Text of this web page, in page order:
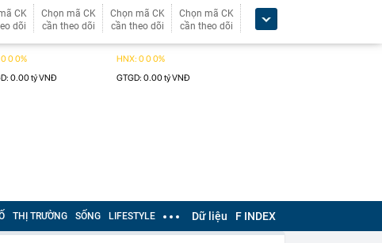
CK
dõi
Chọn mã CK
cần theo dõi
Chọn mã CK
cần theo dõi
Chọn mã CK
cần theo dõi
THỊ TRƯỜNG SỐNG LIFESTYLE Dữ liệu F INDEX